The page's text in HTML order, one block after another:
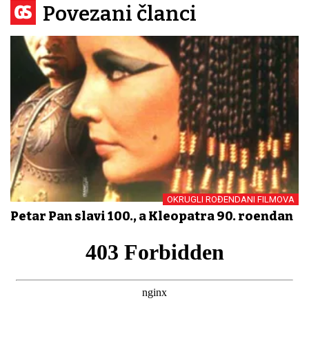
Povezani članci
OKRUGLI ROĐENDANI FILMOVA
Petar Pan slavi 100., a Kleopatra 90. rođendan